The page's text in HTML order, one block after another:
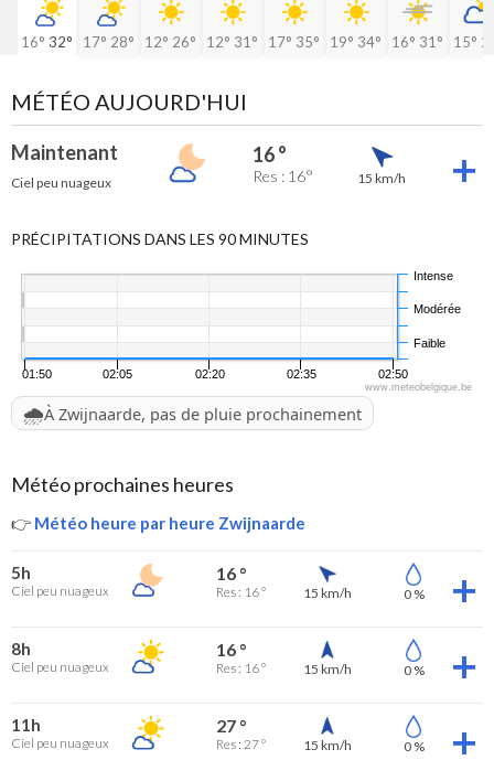
16° 32° 17° 28° 12° 26° 12° 31° 17° 35° 19° 34° 16° 31° 15°
MÉTÉO AUJOURD'HUI
Maintenant
Ciel peu nuageux
16 °
Res : 16° 15 km/h
PRÉCIPITATIONS DANS LES 90 MINUTES
01:50 02:05 02:20 02:35 02:50
Faible
Modérée
Intense
www.meteobelgique.be
🌧️À Zwijnaarde, pas de pluie prochainement
Météo prochaines heures
👉 Météo heure par heure Zwijnaarde
5h
Ciel peu nuageux
16 °
Res : 16 ° 15 km/h 0 %
8h
Ciel peu nuageux
16 °
Res : 16 ° 15 km/h 0 %
11h
Ciel peu nuageux
27 °
Res : 27 ° 15 km/h 0 %